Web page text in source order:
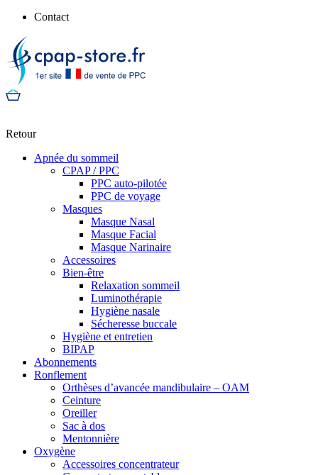
Contact
Retour
Apnée du sommeil
CPAP / PPC
PPC auto-pilotée
PPC de voyage
Masques
Masque Nasal
Masque Facial
Masque Narinaire
Accessoires
Bien-être
Relaxation sommeil
Luminothérapie
Hygiène nasale
Sécheresse buccale
Hygiène et entretien
BIPAP
Abonnements
Ronflement
Orthèses d’avancée mandibulaire – OAM
Ceinture
Oreiller
Sac à dos
Mentonnière
Oxygène
Accessoires concentrateur